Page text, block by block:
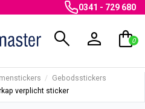
0341 - 729 680
search person shopping_bag
0
Gebodsstickers
verplicht sticker